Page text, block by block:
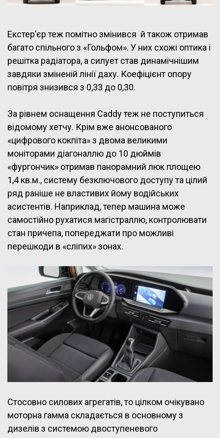
Екстер’єр теж помітно змінився й також отримав
багато спільного з «Гольфом». У них схожі оптика і
решітка радіатора, а силует став динамічнішим
завдяки зміненій лінії даху. Коефіцієнт опору
повітря знизився з 0,33 до 0,30.
За рівнем оснащення Caddy теж не поступиться
відомому хетчу. Крім вже анонсованого
«цифрового кокпіта» з двома великими
моніторами діагоналлю до 10 дюймів
«фургончик» отримав панорамний люк площею
1,4 кв.м., систему безключового доступу та цілий
ряд раніше не властивих йому водійських
асистентів. Наприклад, тепер машина може
самостійно рухатися магістраллю, контролювати
стан причепа, попереджати про можливі
перешкоди в «сліпих» зонах.
Стосовно силових агрегатів, то цілком очікувано
моторна гамма складається в основному з
дизелів з системою двоступеневого